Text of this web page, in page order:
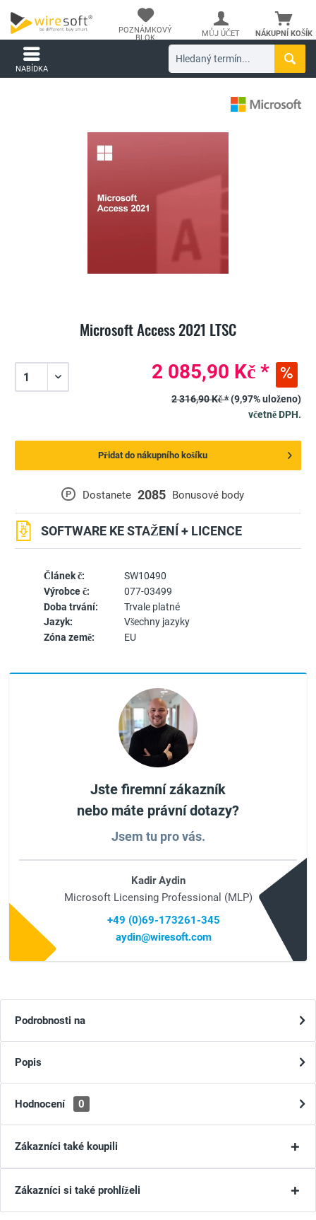
NÁKUPNÍ KOŠÍK
POZNÁMKOVÝ
BLOK
MŮJ ÚČET
NABÍDKA
Microsoft Access 2021 LTSC
Článek č:
SW10490
Výrobce č:
077-03499
Doba trvání:
Trvale platné
Jazyk:
Všechny jazyky
Zóna země:
EU
P Dostanete 2085 Bonusové body
SOFTWARE KE STAŽENÍ + LICENCE
2 085,90 Kč *
2 316,90 Kč *(9,97% uloženo)
včetně DPH.
Přidat do nákupního košíku
Jste firemní zákazník
nebo máte právní dotazy?
Jsem tu pro vás.
Kadir Aydin
Microsoft Licensing Professional (MLP)
+49 (0)69-173261-345
aydin@wiresoft.com
Podrobnosti na
Popis
Hodnocení 0
Zákazníci také koupili
Zákazníci si také prohlíželi